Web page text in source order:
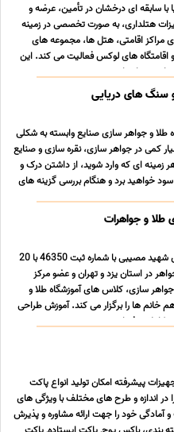
سابقه ای درخشان در تأمین، عرضه و
هتلداری، به صورت تخصصی در زمینه
مراکز اقامتی، هتل ها، مجموعه های
اقامتگاه های لوکس فعالیت می کند. این
راحتی و استا ... ...
سنگ های دریایی
طلا و جواهر سازی صنایع وابسته به شکلی
کمی در جواهر سازی، نقره سازی و صنایع
زمینه ای که وارد شوید، از داشتن درک و
سود خواهید برد و هنگام بررسی گزینه های
طلا و جواهرات
آموزشگاه طلا و جواهرسازی شهید مصیبی با شماره ثبت 46350 با 20
در استان یزد و تهران و عضو مرکز
سازى، کلاس هاى آموزشگاه طلا و
خانم ها را برگزار می کند. آموزش طراحى
کاملا حرفه اى ... ...
پیشرفته امکان تولید انواع پاکت
در اندازه و طرح های مختلف با ویژگی های
خود را جهت ارائه مشاوره و پذیرش